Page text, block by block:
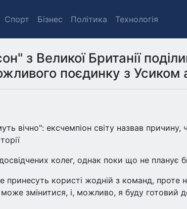
Спорт Бізнес Політика Технологія
з Великої Британії
поєдинку з Усиком
вічно": ексчемпіон світу назвав причину,
колег, однак поки що не планує
принесуть користі жодній з команд, проте
може змінитися, і, можливо, я буду готовий